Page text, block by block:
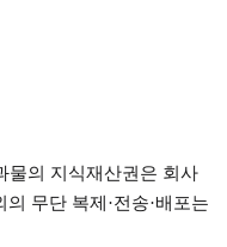
물의 지식재산권은 회사
무단 복제·전송·배포는